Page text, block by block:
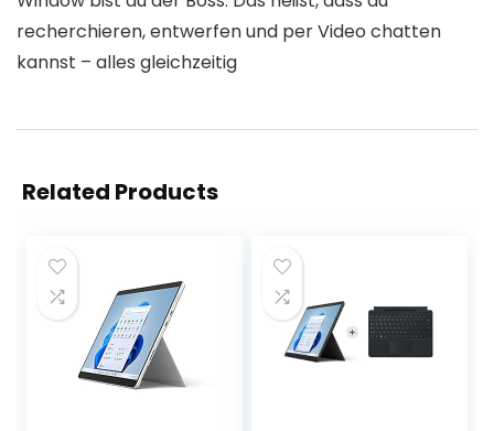
recherchieren, entwerfen und per Video chatten
kannst – alles gleichzeitig
Related Products